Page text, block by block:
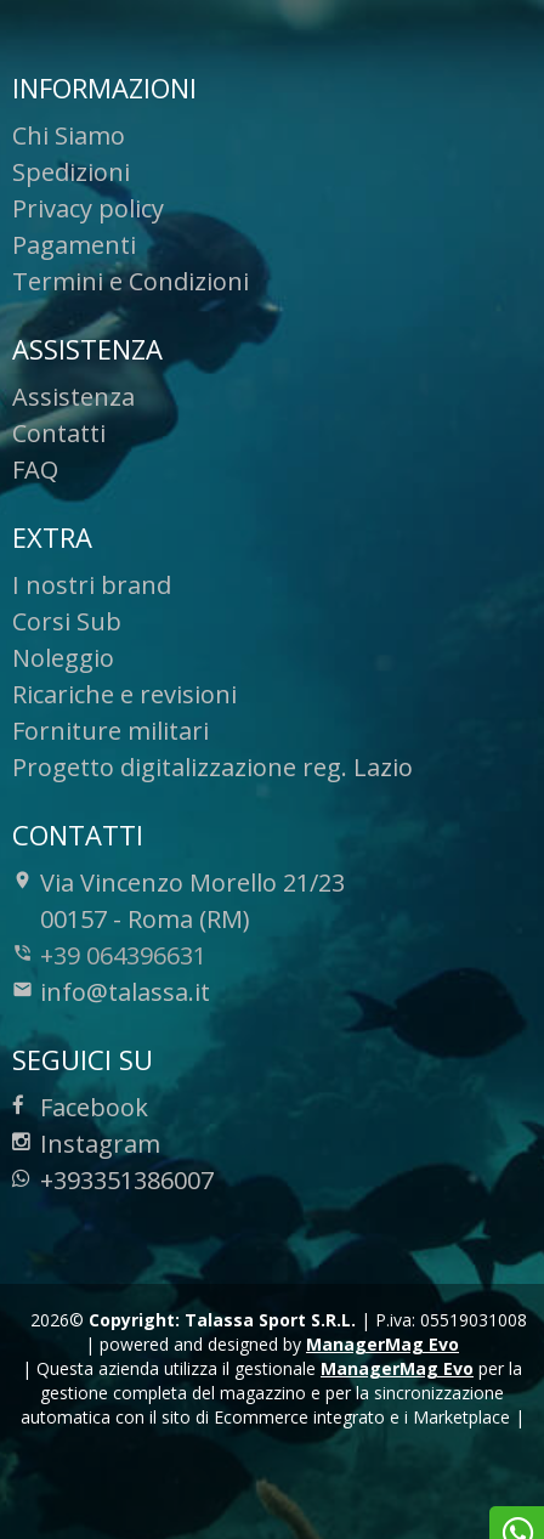
INFORMAZIONI
Chi Siamo
Spedizioni
Privacy policy
Pagamenti
Termini e Condizioni
ASSISTENZA
Assistenza
Contatti
FAQ
EXTRA
I nostri brand
Corsi Sub
Noleggio
Ricariche e revisioni
Forniture militari
Progetto digitalizzazione reg. Lazio
CONTATTI
Via Vincenzo Morello 21/23
-
00157 - Roma (RM)
+39 064396631
info@talassa.it
SEGUICI SU
Facebook
Instagram
+393351386007
2026© Copyright: Talassa Sport S.R.L. | P.iva: 05519031008
| powered and designed by ManagerMag Evo
| Questa azienda utilizza il gestionale ManagerMag Evo per la
gestione completa del magazzino e per la sincronizzazione
automatica con il sito di Ecommerce integrato e i Marketplace |